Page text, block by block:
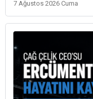
7 Ağustos 2026 Cuma